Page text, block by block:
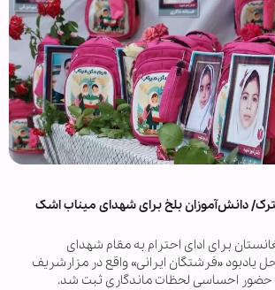
دانش‌آموزان بلخ برای شهدای میناب اشک
برای ادای احترام به مقام شهدای
یادبود «فرشتگان ایرانی» واقع در مزارشریف
حضور احساسی لحظات ماندگاری ثبت شد.